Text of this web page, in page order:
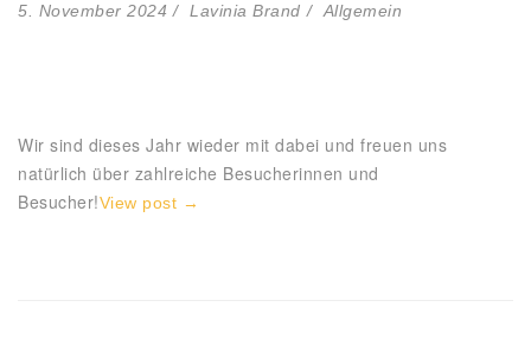
5. November 2024 Lavinia Brand Allgemein
Wir sind dieses Jahr wieder mit dabei und freuen uns
natürlich über zahlreiche Besucherinnen und
Besucher!View post →